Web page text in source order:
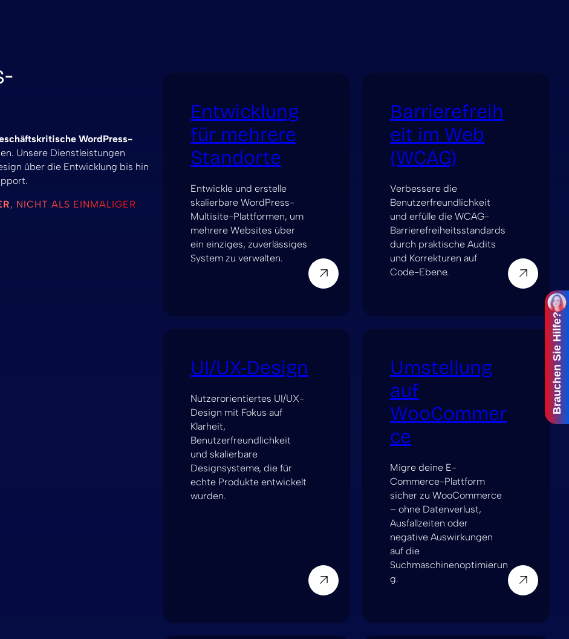
WordPress-
Unsere Dienstleistungen
über die Entwicklung bis hin
, NICHT ALS EINMALIGER
Entwicklung
für mehrere
Standorte
Entwickle und erstelle
skalierbare WordPress-
Multisite-Plattformen, um
mehrere Websites über
ein einziges, zuverlässiges
System zu verwalten.
Barrierefreih
eit im Web
(WCAG)
Verbessere die
Benutzerfreundlichkeit
und erfülle die WCAG-
Barrierefreiheitsstandards
durch praktische Audits
und Korrekturen auf
Code-Ebene.
UI/UX-Design
Nutzerorientiertes UI/UX-
Design mit Fokus auf
Klarheit,
Benutzerfreundlichkeit
und skalierbare
Designsysteme, die für
echte Produkte entwickelt
wurden.
Umstellung
auf
WooCommer
ce
Migre deine E-
Commerce-Plattform
sicher zu WooCommerce
– ohne Datenverlust,
Ausfallzeiten oder
negative Auswirkungen
auf die
Suchmaschinenoptimierun
g.
Brauchen Sie Hilfe?